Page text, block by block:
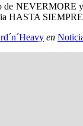
de NEVERMORE
HASTA
en